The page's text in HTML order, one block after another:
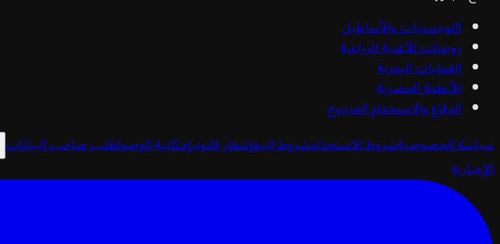
اللوجستيات والأساطيل
روبوتات الأغذية الزراعية
العمليات البحرية
الأنظمة الحضرية
الدفاع والاستخدام المزدوج
سياسة الخصوصيةشروط الاستخدامشروط البيعإشعار قانونيإمكانية الوصولطلب صاحب البيانات
الإخبارية